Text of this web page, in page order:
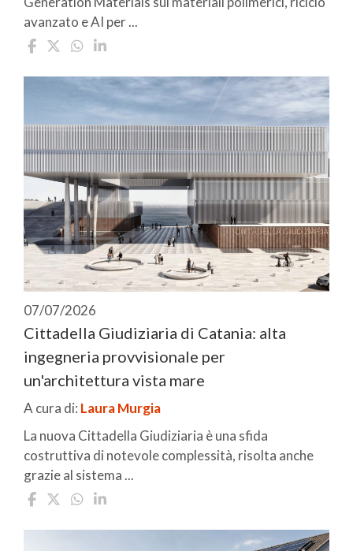
avanzato e AI per ...
07/07/2026
Cittadella Giudiziaria di Catania: alta
ingegneria provvisionale per
un'architettura vista mare
A cura di: Laura Murgia
La nuova Cittadella Giudiziaria è una sfida
costruttiva di notevole complessità, risolta anche
grazie al sistema ...